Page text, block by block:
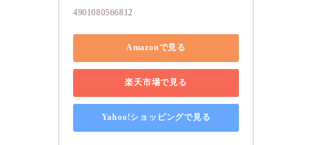
4901080566812
Amazonで見る
楽天市場で見る
Yahoo!ショッピングで見る